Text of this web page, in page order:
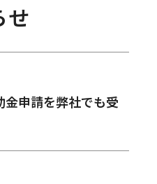
せ
金申請を弊社でも受